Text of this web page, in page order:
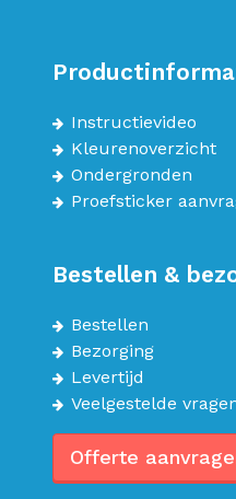
Instructievideo
Kleurenoverzicht
Ondergronden
Proefsticker
Bestellen &
Bestellen
Bezorging
Levertijd
Veelgestelde
Offerte